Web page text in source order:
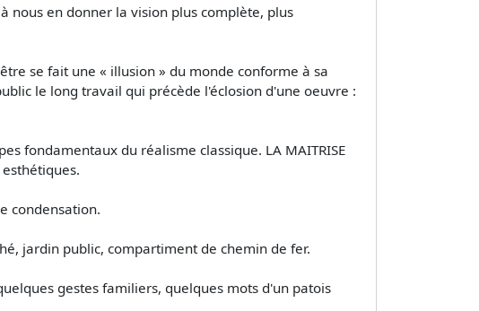
nous en donner la vision plus complète, plus
se fait une « illusion » du monde conforme à sa
le long travail qui précède l'éclosion d'une oeuvre :
fondamentaux du réalisme classique. LA MAITRISE
condensation.
jardin public, compartiment de chemin de fer.
gestes familiers, quelques mots d'un patois